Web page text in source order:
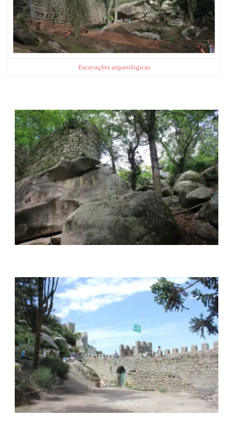
Escavações arqueológicas